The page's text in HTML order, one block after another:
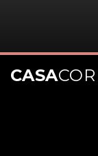
CASACOR